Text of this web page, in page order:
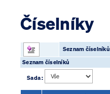
Číselníky
Seznam číselníků
Seznam číselníků
Sada :